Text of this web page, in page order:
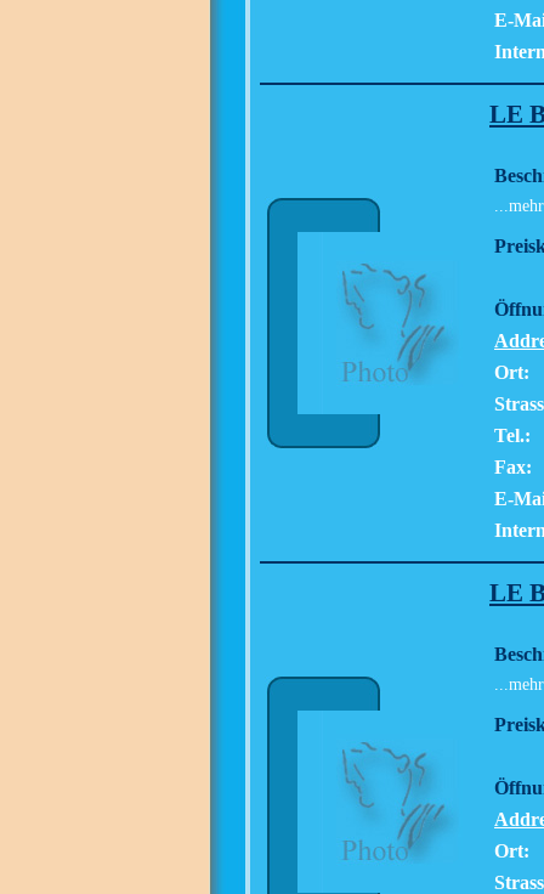
E-
LE
...mehr
Ort:
Tel.:
Fax:
E-
LE
...mehr
Ort: